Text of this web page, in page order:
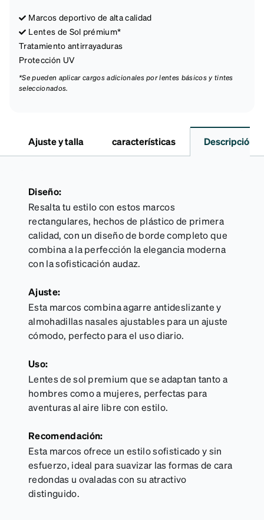
Marcos deportivo de alta calidad
Lentes de Sol prémium*
Tratamiento antirrayaduras
Protección UV
*Se pueden aplicar cargos adicionales por lentes básicos y tintes
seleccionados.
Ajuste y talla características Descripción
Diseño:
Resalta tu estilo con estos marcos
rectangulares, hechos de plástico de primera
calidad, con un diseño de borde completo que
combina a la perfección la elegancia moderna
con la sofisticación audaz.
Ajuste:
Esta marcos combina agarre antideslizante y
almohadillas nasales ajustables para un ajuste
cómodo, perfecto para el uso diario.
Uso:
Lentes de sol premium que se adaptan tanto a
hombres como a mujeres, perfectas para
aventuras al aire libre con estilo.
Recomendación:
Esta marcos ofrece un estilo sofisticado y sin
esfuerzo, ideal para suavizar las formas de cara
redondas u ovaladas con su atractivo
distinguido.